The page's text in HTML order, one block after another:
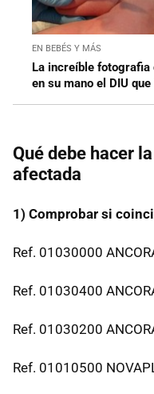
EN BEBÉS Y MÁS
La increíble fotografia
en su mano el DIU
Qué debe hacer
afectada
1) Comprobar si
Ref. 01030000
Ref. 01030400
Ref. 01030200
Ref. 01010500